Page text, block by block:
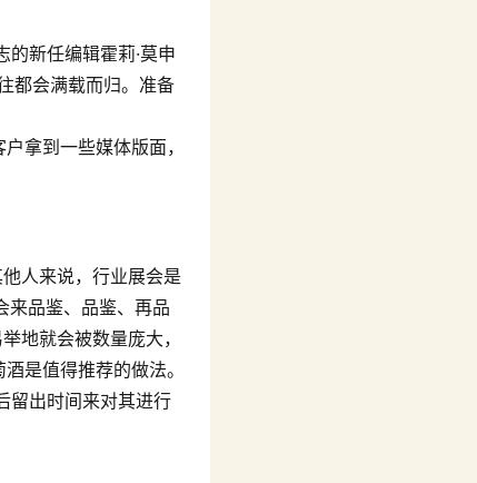
的新任编辑霍莉·莫申
都会满载而归。准备
拿到一些媒体版面，
人来说，行业展会是
来品鉴、品鉴、再品
地就会被数量庞大，
是值得推荐的做法。
留出时间来对其进行